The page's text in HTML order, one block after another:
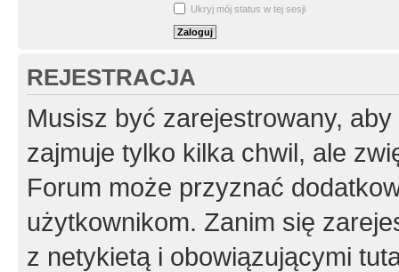
Ukryj mój status w tej sesji
REJESTRACJA
Musisz być zarejestrowany,
zajmuje tylko kilka chwil, ale
Forum może przyznać
użytkownikom. Zanim się
z netykietą i obowiązującymi